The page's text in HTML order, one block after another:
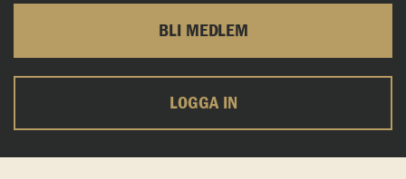
BLI MEDLEM
LOGGA IN